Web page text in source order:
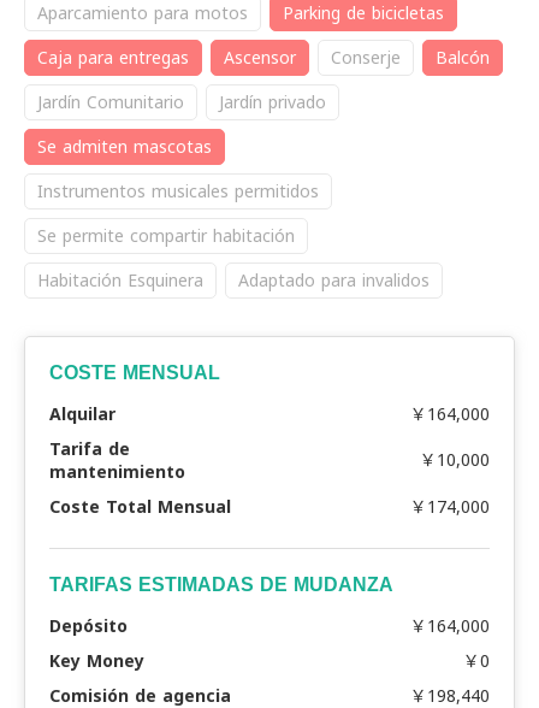
Aparcamiento para motos
Parking de bicicletas
Caja para entregas
Ascensor Conserje
Balcón
Jardín Comunitario
Jardín privado
Se admiten mascotas
Instrumentos musicales permitidos
Se permite compartir habitación
Habitación Esquinera
Adaptado para invalidos
COSTE MENSUAL
Alquilar
￥164,000
Tarifa de
mantenimiento
￥10,000
Coste Total Mensual ￥174,000
TARIFAS ESTIMADAS DE MUDANZA
Depósito
￥164,000
Key Money
￥0
Comisión de agencia
￥198,440